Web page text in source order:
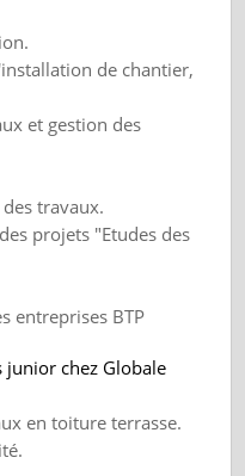
de chantier,
et gestion des
travaux.
projets "Etudes des
entreprises BTP
junior chez Globale
en toiture terrasse.